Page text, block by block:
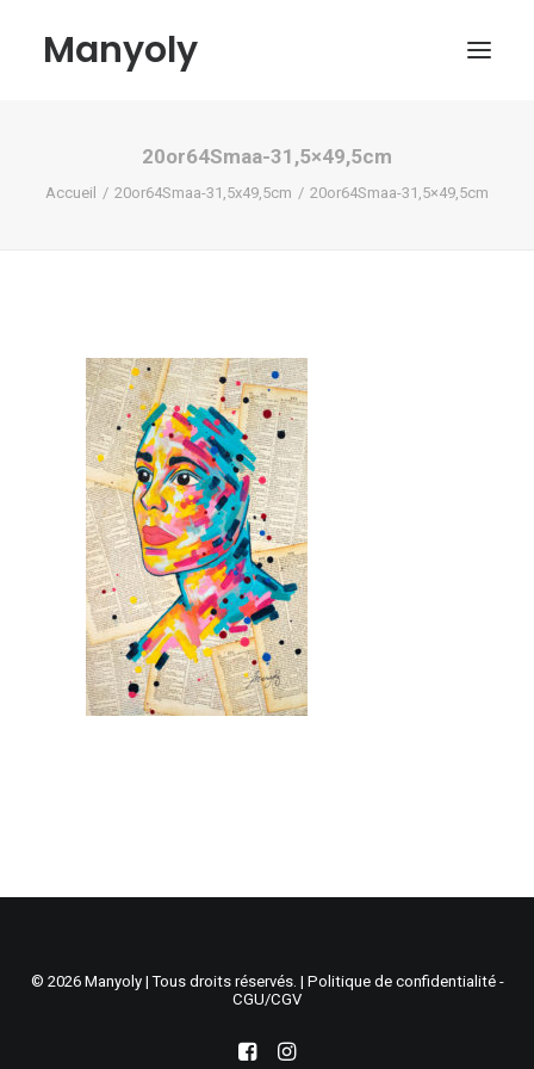
Manyoly
Contact
Mon compte
Recherche
Panier
20or64Smaa-31,5×49,5cm
Accueil 20or64Smaa-31,5x49,5cm 20or64Smaa-31,5×49,5cm
© 2026 Manyoly | Tous droits réservés. | Politique de confidentialité -
CGU/CGV